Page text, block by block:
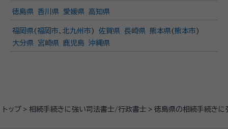
トップ 相続手続きに強い司法書士/行政書士 徳島県の相続手続き
徳島県 香川県 愛媛県 高知県
福岡県(福岡市、 北九州市) 佐賀県 長崎県 熊本県(熊本市)
大分県
宮崎県 鹿児島 沖縄県